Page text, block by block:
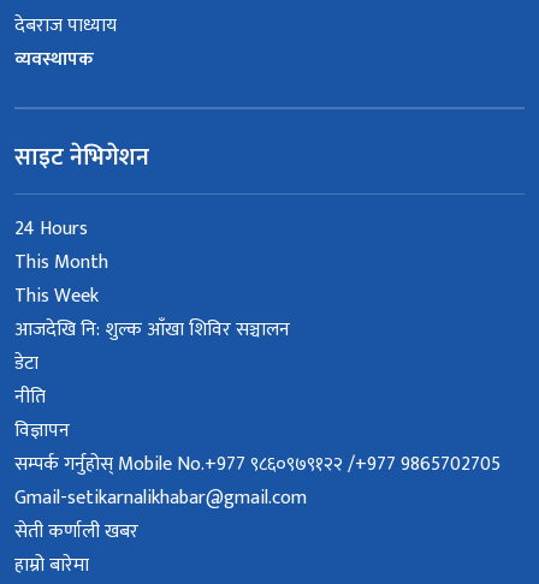
देबराज पाध्याय
व्यवस्थापक
साइट नेभिगेशन
24 Hours
This Month
This Week
आजदेखि नि: शुल्क आँखा शिविर सञ्चालन
डेटा
नीति
विज्ञापन
सम्पर्क गर्नुहोस् Mobile No.+977 ९८६०९७९१२२ /+977 9865702705
Gmail-setikarnalikhabar@gmail.com
सेती कर्णाली खबर
हाम्रो बारेमा